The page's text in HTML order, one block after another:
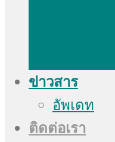
ข่าวสาร
อัพเดท
ติดต่อเรา